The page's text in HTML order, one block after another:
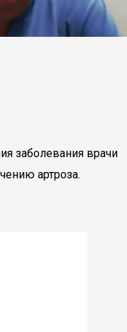
заболевания врачи
артроза.